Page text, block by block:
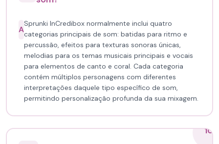
A
Sprunki InCredibox normalmente inclui quatro
categorias principais de som: batidas para ritmo e
percussão, efeitos para texturas sonoras únicas,
melodias para os temas musicais principais e vocais
para elementos de canto e coral. Cada categoria
contém múltiplos personagens com diferentes
interpretações daquele tipo específico de som,
permitindo personalização profunda da sua mixagem.
10